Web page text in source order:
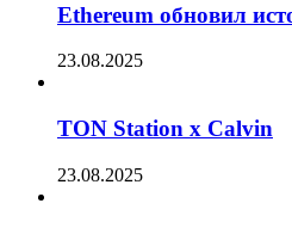
Ethereum обновил
23.08.2025
TON Station x Calvin
23.08.2025